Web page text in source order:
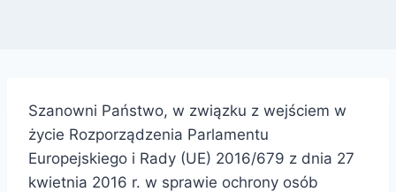
Szanowni Państwo, w związku z wejściem w
życie Rozporządzenia Parlamentu
Europejskiego i Rady (UE) 2016/679 z dnia 27
kwietnia 2016 r. w sprawie ochrony osób